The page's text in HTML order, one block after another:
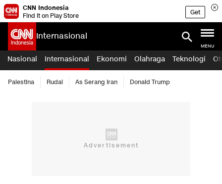
CNN Indonesia
Find it on Play Store
Get
Internasional
MENU
Nasional Internasional Ekonomi Olahraga Teknologi
Palestina Rudal As Serang Iran Donald Trump